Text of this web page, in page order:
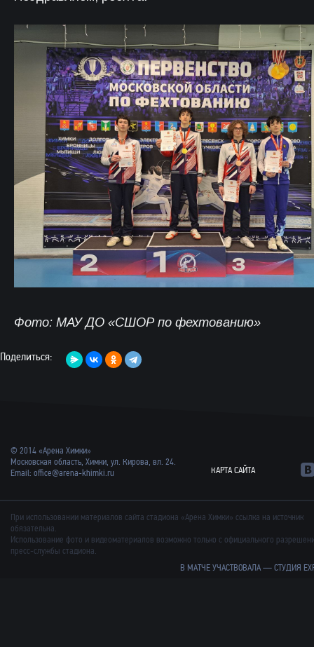
Фото: МАУ ДО «СШОР по фехтованию»
Поделиться:
© 2014 «Арена Химки»
Московская область, Химки, ул. Кирова, вл. 24.
Email: office@arena-khimki.ru КАРТА САЙТА
При использовании материалов сайта стадиона «Арена Химки» ссылка на источник
обязательна.
Использование фото и видеоматериалов возможно только с официального
пресс-службы стадиона.
В МАТЧЕ УЧАСТВОВАЛА —СТУДИЯ